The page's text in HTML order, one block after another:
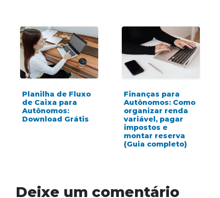
Planilha de Fluxo
de Caixa para
Autônomos:
Download Grátis
Finanças para
Autônomos: Como
organizar renda
variável, pagar
impostos e
montar reserva
(Guia completo)
Deixe um comentário